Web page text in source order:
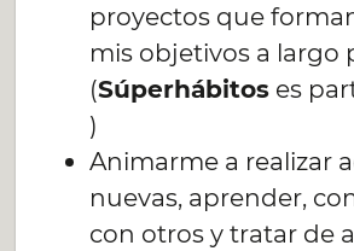
proyectos que
mis objetivos a largo
(Súperhábitoses
)
Animarme a realizar
nuevas, aprender,
con otros y tratar de